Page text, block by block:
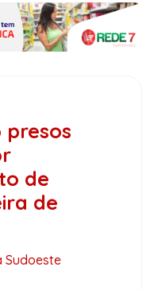
presos
de
de
Sudoeste